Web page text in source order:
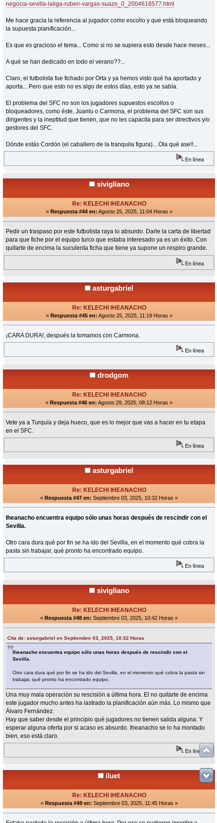
negocia-sevilla-laliga-ruben-vargas-suazo_0_2004618577.html
Me hace gracia la referencia al jugador como escollo y que está bloqueando
la supuesta planificación...
Es que es gracioso el tema... Como si no se supiera esto desde hace meses...
A qué se han dedicado en todo el verano??...
Claro, el futbolista fue fichado por Orta y ya hemos visto qué ha aportado y
aporta... Pero que esto no es algo de estos días, esto ya se sabía.
El problema del SFC no son los jugadores supuestos escollos o
bloqueadores, como éste, Juanlu o Carmona, el problema del SFC son sus
dirigentes y la ineptitud que tienen, que no les capacita para ser directivos y/o
gestores del SFC.
Dónde estás Cordón (el caballero de la tranquila figura)... Ola qué ase!!...
En línea
sivigliano
Re: KELECHI IHEANACHO
« Respuesta #44 en: Agosto 25, 2025, 11:04 Horas »
Pedir un traspaso por este futbolista raya lo absurdo. Darle la carta de libertad
para que fiche por el equipo turco que estaba interesado ya es un éxito. Con
quitarte de encima la suculenta ficha que tiene ya supone un respiro grande.
En línea
asturgabriel
Re: KELECHI IHEANACHO
« Respuesta #45 en: Agosto 25, 2025, 11:19 Horas »
¡CARA DURA!, después la tomamos con Carmona.
En línea
drodgom
Re: KELECHI IHEANACHO
« Respuesta #46 en: Agosto 29, 2025, 08:12 Horas »
Vete ya a Turquía y deja hueco, que es lo mejor que vas a hacer en tu etapa
en el SFC.
En línea
asturgabriel
Re: KELECHI IHEANACHO
« Respuesta #47 en: Septiembre 03, 2025, 10:32 Horas »
Iheanacho encuentra equipo sólo unas horas después de rescindir con el
Sevilla.
Otro cara dura qué por fin se ha ido del Sevilla, en el momento qué cobra la
pasta sin trabajar, qué pronto ha encontrado equipo.
En línea
sivigliano
Re: KELECHI IHEANACHO
« Respuesta #48 en: Septiembre 03, 2025, 10:42 Horas »
Cita de: asturgabriel en Septiembre 03, 2025, 10:32 Horas
Iheanacho encuentra equipo sólo unas horas después de rescindir con el
Sevilla.
Otro cara dura qué por fin se ha ido del Sevilla, en el momento qué cobra la pasta sin
trabajar, qué pronto ha encontrado equipo.
Una muy mala operación su rescisión a última hora. El no quitarte de encima
este jugador mucho antes ha lastrado la planificación aún más. Lo mismo que
Álvaro Fernández.
Hay que saber desde el principio qué jugadores no tienen salida alguna. Y
esperar alguna oferta por si acaso es absurdo. Iheanacho se lo ha montado
bien, eso está claro.
En línea
iluet
Re: KELECHI IHEANACHO
« Respuesta #49 en: Septiembre 03, 2025, 11:45 Horas »